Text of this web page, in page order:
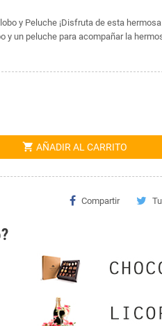
y Peluche ¡Disfruta de esta
un peluche para acompañar la
shopping_cart AÑADIR AL CARRITO
Compartir